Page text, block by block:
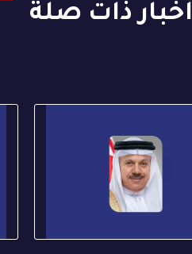
أخبار ذات صلة